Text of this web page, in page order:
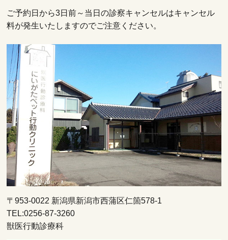
ご予約日から3日前～当日の診察キャンセルはキャンセル
料が発生いたしますのでご注意ください。
〒953-0022 新潟県新潟市西蒲区仁箇578-1
TEL:0256-87-3260
獣医行動診療科